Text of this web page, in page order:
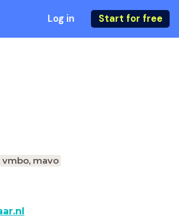
Log in Start for free
vmbo, mavo